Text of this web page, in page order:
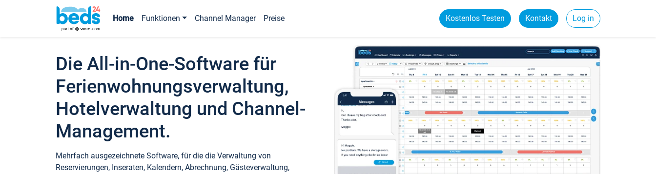
Home Funktionen Channel Manager Preise Kostenlos Testen Kontakt Log in
Die All-in-One-Software für
Ferienwohnungsverwaltung,
Hotelverwaltung und Channel-
Management.
Mehrfach ausgezeichnete Software, für die die Verwaltung von
Reservierungen, Inseraten, Kalendern, Abrechnung, Gästeverwaltung,